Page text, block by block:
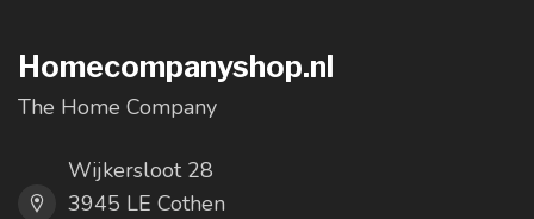
Homecompanyshop.nl
The Home Company
Wijkersloot 28
3945 LE Cothen